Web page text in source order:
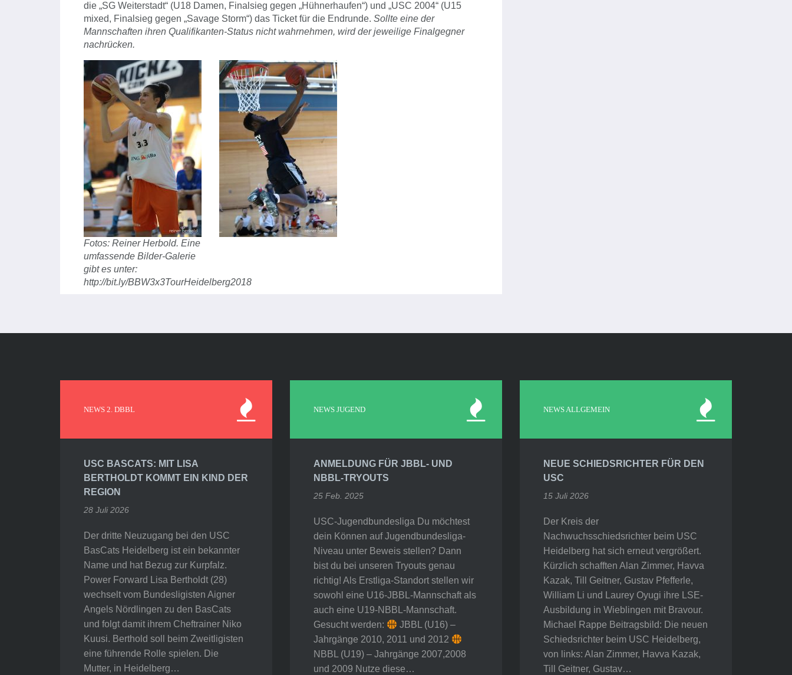
die „SG Weiterstadt“ (U18 Damen, Finalsieg gegen „Hühnerhaufen“) und „USC 2004“ (U15
mixed, Finalsieg gegen „Savage Storm“) das Ticket für die Endrunde. Sollte eine der
Mannschaften ihren Qualifikanten-Status nicht wahrnehmen, wird der jeweilige Finalgegner
nachrücken.
Fotos: Reiner Herbold. Eine
umfassende Bilder-Galerie
gibt es unter:
http://bit.ly/BBW3x3TourHeidelberg2018
NEWS 2. DBBL
USC BASCATS: MIT LISA
BERTHOLDT KOMMT EIN KIND DER
REGION
28 Juli 2026
Der dritte Neuzugang bei den USC
BasCats Heidelberg ist ein bekannter
Name und hat Bezug zur Kurpfalz.
Power Forward Lisa Bertholdt (28)
wechselt vom Bundesligisten Aigner
Angels Nördlingen zu den BasCats
und folgt damit ihrem Cheftrainer Niko
Kuusi. Berthold soll beim Zweitligisten
eine führende Rolle spielen. Die
Mutter, in Heidelberg…
NEWS JUGEND
ANMELDUNG FÜR JBBL- UND
NBBL-TRYOUTS
25 Feb. 2025
USC-Jugendbundesliga Du möchtest
dein Können auf Jugendbundesliga-
Niveau unter Beweis stellen? Dann
bist du bei unseren Tryouts genau
richtig! Als Erstliga-Standort stellen wir
sowohl eine U16-JBBL-Mannschaft als
auch eine U19-NBBL-Mannschaft.
Gesucht werden:
JBBL (U16) –
Jahrgänge 2010, 2011 und 2012
NBBL (U19) – Jahrgänge 2007,2008
und 2009 Nutze diese…
NEWS ALLGEMEIN
NEUE SCHIEDSRICHTER FÜR DEN
USC
15 Juli 2026
Der Kreis der
Nachwuchsschiedsrichter beim USC
Heidelberg hat sich erneut vergrößert.
Kürzlich schafften Alan Zimmer, Havva
Kazak, Till Geitner, Gustav Pfefferle,
William Li und Laurey Oyugi ihre LSE-
Ausbildung in Wieblingen mit Bravour.
Michael Rappe Beitragsbild: Die neuen
Schiedsrichter beim USC Heidelberg,
von links: Alan Zimmer, Havva Kazak,
Till Geitner, Gustav…